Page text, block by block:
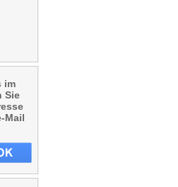
im
Sie
Mail